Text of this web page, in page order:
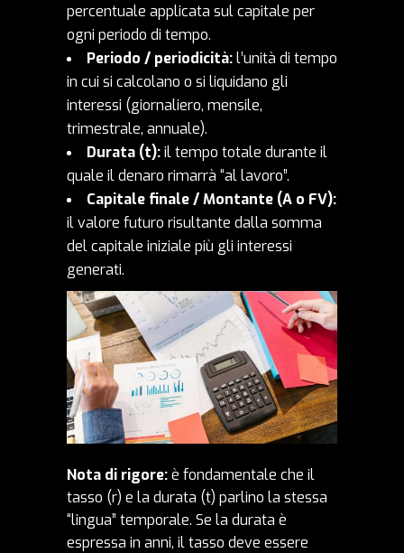
percentuale applicata sul capitale per
ogni periodo di tempo.
Periodo / periodicità:l’unità di tempo
in cui si calcolano o si liquidano gli
interessi (giornaliero, mensile,
trimestrale, annuale).
Durata (t):il tempo totale durante il
quale il denaro rimarrà “al lavoro”.
Capitale finale / Montante (A o FV):
il valore futuro risultante dalla somma
del capitale iniziale più gli interessi
generati.
Nota di rigore:è fondamentale che il
tasso (r) e la durata (t) parlino la stessa
“lingua” temporale. Se la durata è
espressa in anni, il tasso deve essere